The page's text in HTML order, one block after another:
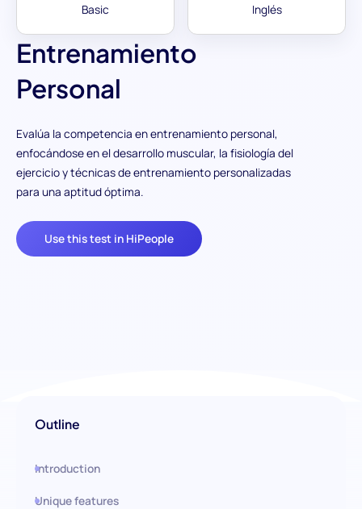
Entrenamiento
Personal
Evalúa la competencia en entrenamiento personal,
enfocándose en el desarrollo muscular, la fisiología del
ejercicio y técnicas de entrenamiento personalizadas
para una aptitud óptima.
Use this test in HiPeople
Basic Inglés
Outline
Introduction
Unique features